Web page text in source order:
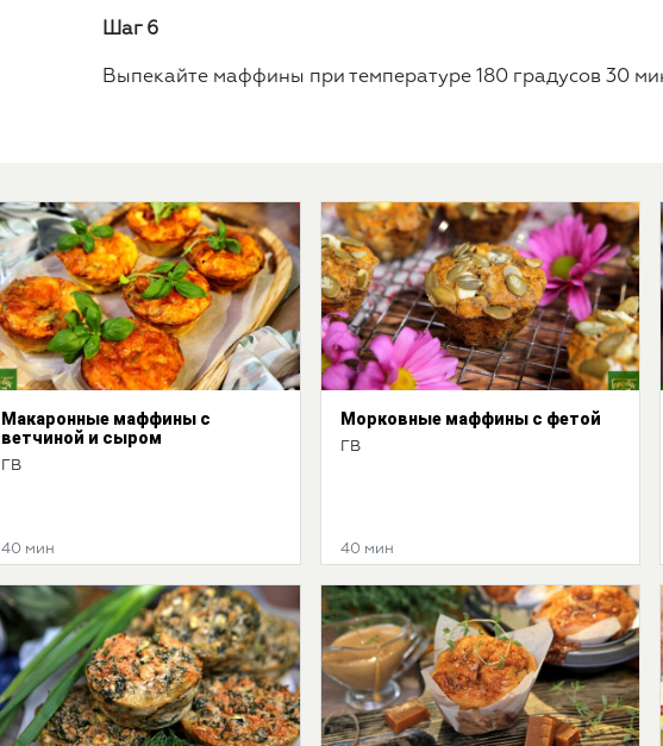
Шаг 6
Выпекайте маффины при температуре 180 градусов 30
Макаронные маффины с
ветчиной и сыром
ГВ
40 мин
Морковные маффины с фетой
ГВ
40 мин